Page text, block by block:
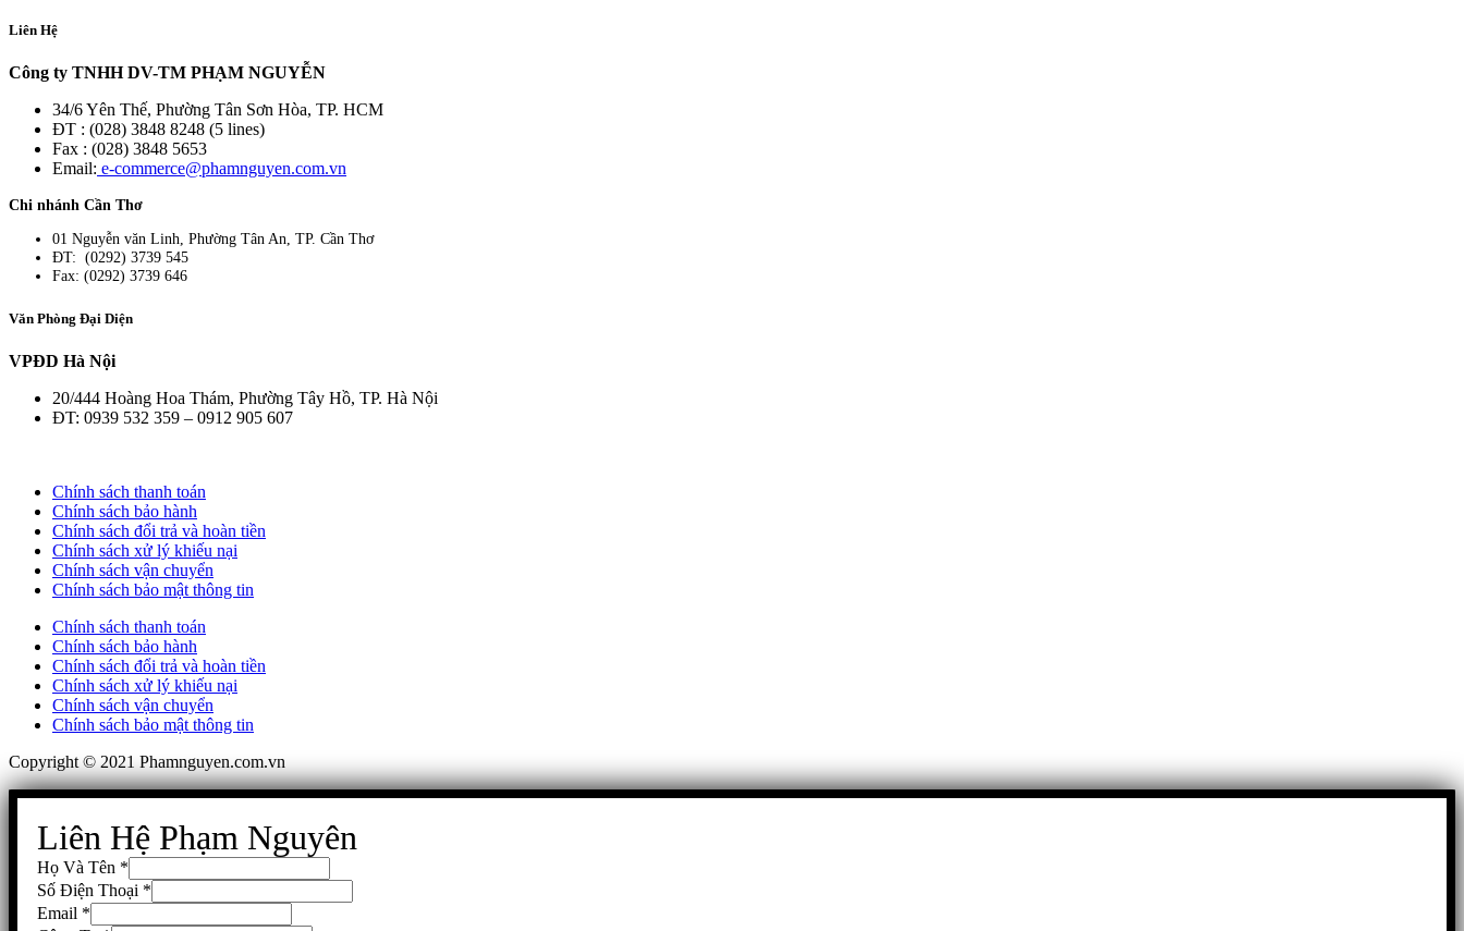
Liên Hệ
Công ty TNHH DV-TM PHẠM NGUYỄN
34/6 Yên Thế, Phường Tân Sơn Hòa, TP. HCM
ĐT : (028) 3848 8248 (5 lines)
Fax : (028) 3848 5653
Email: e-commerce@phamnguyen.com.vn
Chi nhánh Cần Thơ
01 Nguyễn văn Linh, Phường Tân An, TP. Cần Thơ
ĐT: (0292) 3739 545
Fax: (0292) 3739 646
Văn Phòng Đại Diện
VPĐD Hà Nội
20/444 Hoàng Hoa Thám, Phường Tây Hồ, TP. Hà Nội
ĐT: 0939 532 359 – 0912 905 607
Chính sách thanh toán
Chính sách bảo hành
Chính sách đổi trả và hoàn tiền
Chính sách xử lý khiếu nại
Chính sách vận chuyển
Chính sách bảo mật thông tin
Chính sách thanh toán
Chính sách bảo hành
Chính sách đổi trả và hoàn tiền
Chính sách xử lý khiếu nại
Chính sách vận chuyển
Chính sách bảo mật thông tin
Copyright © 2021 Phamnguyen.com.vn
Liên Hệ Phạm Nguyên
Họ Và Tên *
Số Điện Thoại *
Email *